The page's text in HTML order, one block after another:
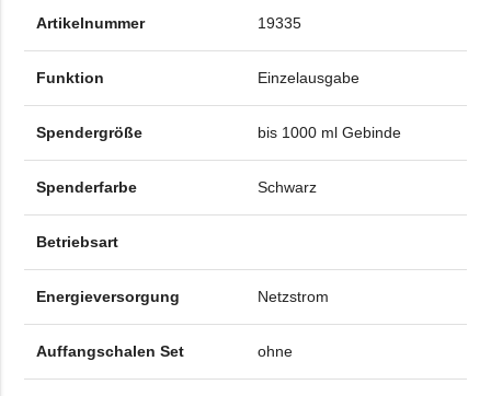
Artikelnummer 19335
Funktion Einzelausgabe
Spendergröße bis 1000 ml Gebinde
Spenderfarbe Schwarz
Betriebsart
Energieversorgung Netzstrom
Auffangschalen Set ohne